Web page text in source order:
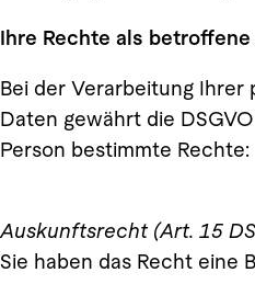
Ihre Rechte als betroffene
Bei der Verarbeitung Ihrer
Daten gewährt die
Person bestimmte Rechte:
Auskunftsrecht (Art. 15
Sie haben das Recht eine